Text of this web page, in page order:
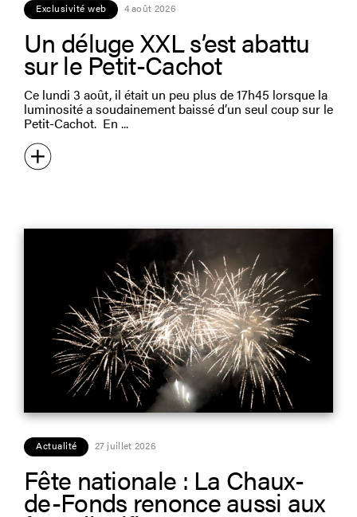
Exclusivité web 4 août 2026
Un déluge XXL s’est abattu
sur le Petit-Cachot
Ce lundi 3 août, il était un peu plus de 17h45 lorsque la
luminosité a soudainement baissé d’un seul coup sur le
Petit-Cachot. En
Actualité 27 juillet 2026
Fête nationale : La Chaux-
de-Fonds renonce aussi aux